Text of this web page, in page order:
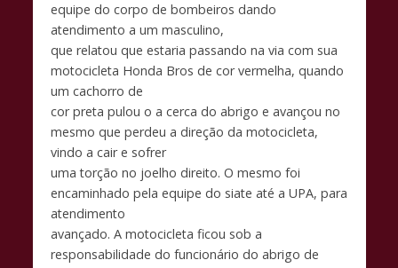
equipe do corpo de bombeiros dando
atendimento a um masculino,
que relatou que estaria passando na via com sua
motocicleta Honda Bros de cor vermelha, quando
um cachorro de
cor preta pulou o a cerca do abrigo e avançou no
mesmo que perdeu a direção da motocicleta,
vindo a cair e sofrer
uma torção no joelho direito. O mesmo foi
encaminhado pela equipe do siate até a UPA, para
atendimento
avançado. A motocicleta ficou sob a
responsabilidade do funcionário do abrigo de